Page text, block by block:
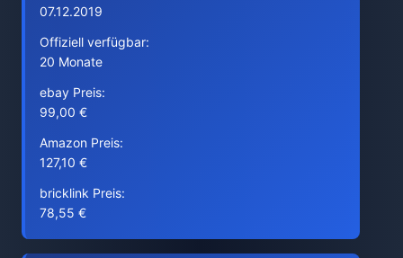
07.12.2019
Offiziell verfügbar:
20 Monate
ebay Preis:
99,00 €
Amazon Preis:
127,10 €
bricklink Preis:
78,55 €